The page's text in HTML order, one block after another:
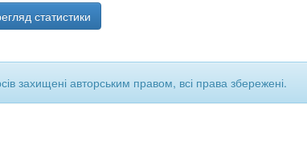
статистики
захищені авторським правом, всі права збережені.